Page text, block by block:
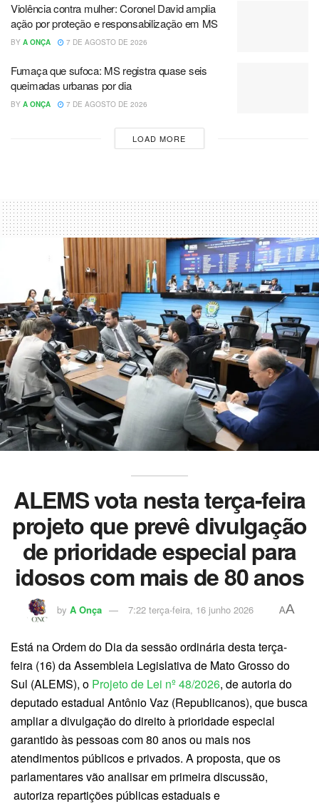
Violência contra mulher: Coronel David amplia
ação por proteção e responsabilização em MS
BY A ONÇA 7 DE AGOSTO DE 2026
Fumaça que sufoca: MS registra quase seis
queimadas urbanas por dia
BY A ONÇA 7 DE AGOSTO DE 2026
LOAD MORE
ALEMS vota nesta terça-feira
projeto que prevê divulgação
de prioridade especial para
idosos com mais de 80 anos
by A Onça 7:22 terça-feira, 16 junho 2026 AA
Está na Ordem do Dia da sessão ordinária desta terça-
feira (16) da Assembleia Legislativa de Mato Grosso do
Sul (ALEMS), o Projeto de Lei nº 48/2026, de autoria do
deputado estadual Antônio Vaz (Republicanos), que busca
ampliar a divulgação do direito à prioridade especial
garantido às pessoas com 80 anos ou mais nos
atendimentos públicos e privados. A proposta, que os
parlamentares vão analisar em primeira discussão,
autoriza repartições públicas estaduais e